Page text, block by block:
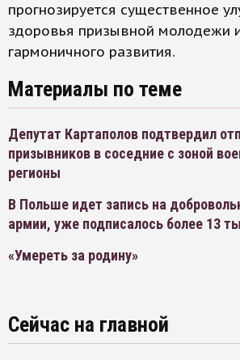
прогнозируется существенное
здоровья призывной молодежи
гармоничного развития.
Материалы по теме
Депутат Картаполов подтвердил
призывников в соседние с зоной
регионы
В Польше идет запись на
армии, уже подписалось более 13
«Умереть за родину»
Сейчас на главной